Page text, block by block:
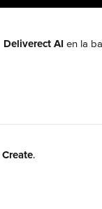
Deliverect AI en la
Create.